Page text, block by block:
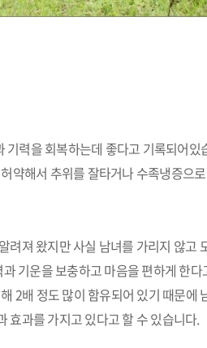
기력을 회복하는데 좋다고 기록되어있
약해서 추위를 잘타거나 수족냉증으
려져 왔지만 사실 남녀를 가리지 않고
기운을 보충하고 마음을 편하게 한다
2배 정도 많이 함유되어 있기 때문에
효과를 가지고 있다고 할 수 있습니다.